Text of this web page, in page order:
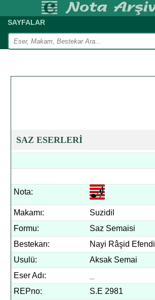
SAYFALAR
SAZ ESERLERİ
Nota:
Makamı:
Suzidil
Formu:
Saz Semaisi
Bestekarı:
Nayi Râşid Efendi
Usulü:
Aksak Semai
Eser Adı:
REPno:
S.E 2981